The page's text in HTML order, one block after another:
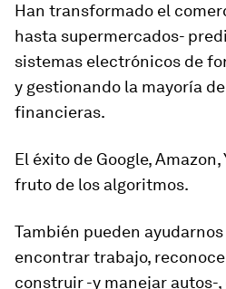
Han transformado el
hasta supermercados-
sistemas electrónicos de
y gestionando la mayoría
financieras.
El éxito de Google,
fruto de los algoritmos.
También pueden
encontrar trabajo,
construir -y manejar autos-